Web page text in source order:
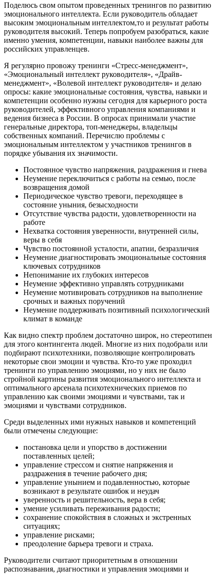
Поделюсь свом опытом проведенных тренингов по развитию
эмоционального интеллекта. Если руководитель обладает
высоким эмоциональным интеллектом,то и результат работы
руководителя высокий. Теперь попробуем разобраться, какие
именно умения, компетенции, навыки наиболее важны для
российских управленцев.
Я регулярно провожу тренинги «Стресс-менеджмент»,
«Эмоциональный интеллект руководителя», «Драйв-
менеджмент», «Волевой интеллект руководителя» и делаю
опросы: какие эмоциональные состояния, чувства, навыки и
компетенции особенно нужны сегодня для карьерного роста
руководителей, эффективного управления компаниями и
ведения бизнеса в России. В опросах принимали участие
генеральные директора, топ-менеджеры, владельцы
собственных компаний. Перечислю проблемы с
эмоциональным интеллектом у участников тренингов в
порядке убывания их значимости.
Постоянное чувство напряжения, раздражения и гнева
Неумение переключиться с работы на семью, после
возвращения домой
Периодическое чувство тревоги, переходящее в
состояние уныния, безысходности
Отсутствие чувства радости, удовлетворенности на
работе
Нехватка состояния уверенности, внутренней силы,
веры в себя
Чувство постоянной усталости, апатии, безразличия
Неумение диагностировать эмоциональные состояния
ключевых сотрудников
Непонимание их глубоких интересов
Неумение эффективно управлять сотрудниками
Неумение мотивировать сотрудников на выполнение
срочных и важных поручений
Неумение поддерживать позитивный психологический
климат в команде
Как видно спектр проблем достаточно широк, но стереотипен
для этого контингента людей. Многие из них подобрали или
подбирают психотехники, позволяющие контролировать
некоторые свои эмоции и чувства. Кто-то уже проходил
тренинги по управлению эмоциями, но у них не было
стройной картины развития эмоционального интеллекта и
оптимального арсенала психотехнических приемов по
управлению как своими эмоциями и чувствами, так и
эмоциями и чувствами сотрудников.
Среди выделенных ими нужных навыков и компетенций
были отмечены следующие:
постановка цели и упорство в достижении
поставленных целей;
управление стрессом и снятие напряжения и
раздражения в течение рабочего дня;
управление унынием и подавленностью, которые
возникают в результате ошибок и неудач
уверенность и решительность, вера в себя;
умение усиливать переживания радости;
сохранение спокойствия в сложных и экстренных
ситуациях;
управление рисками;
преодоление барьера тревоги и страха.
Руководители считают приоритетным в отношении
распознавания, диагностики и управления эмоциями и